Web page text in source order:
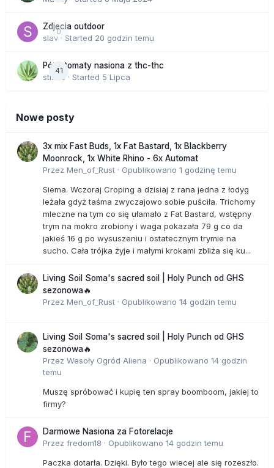
0
Zdjecia outdoor
slav · Started 20 godzin temu
41
Półautomaty nasiona z thc-thc
stix33 · Started 5 Lipca
Nowe posty
3x mix Fast Buds, 1x Fat Bastard, 1x Blackberry
Moonrock, 1x White Rhino - 6x Automat
Przez Men_of_Rust · Opublikowano 1 godzinę temu
Siema. Wczoraj Croping a dzisiaj z rana jedna z łodyg
leżała gdyż taśma zwyczajowo sobie puściła. Trichomy
mleczne na tym co się ułamało z Fat Bastard, wstępny
trym na mokro zrobiony i waga pokazała 79 g co da
jakieś 16 g po wysuszeniu i ostatecznym trymie na
sucho. Cała trójka żyje i małymi krokami zbliża się ku...
Living Soil Soma's sacred soil | Holy Punch od GHS
sezonowa🔥
Przez Men_of_Rust · Opublikowano 14 godzin temu
Living Soil Soma's sacred soil | Holy Punch od GHS
sezonowa🔥
Przez Wesoły Ogród Aliena · Opublikowano 14 godzin
temu
Muszę spróbować i kupię ten spray boomboom, jakiej to
firmy?
Darmowe Nasiona za Fotorelacje
Przez fredom18 · Opublikowano 14 godzin temu
Paczka dotarła. Dzięki. Było tego wiecej ale się rozeszło.